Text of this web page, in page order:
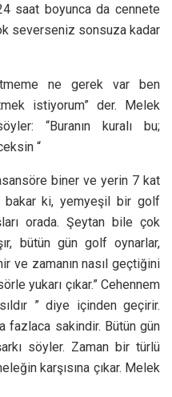
saat boyunca da cennete
severseniz sonsuza kadar
ne gerek var ben
istiyorum” der. Melek
“Buranın kuralı bu;
“
biner ve yerin 7 kat
bakar ki, yemyeşil bir golf
orada. Şeytan bile çok
bütün gün golf oynarlar,
ve zamanın nasıl geçtiğini
yukarı çıkar.” Cehennem
” diye içinden geçirir.
fazlaca sakindir. Bütün gün
söyler. Zaman bir türlü
karşısına çıkar. Melek